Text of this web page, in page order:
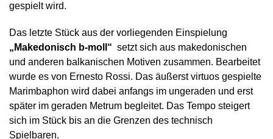
gespielt wird.
Das letzte Stück aus der vorliegenden Einspielung
„Makedonisch b-moll“ setzt sich aus makedonischen
und anderen balkanischen Motiven zusammen. Bearbeitet
wurde es von Ernesto Rossi. Das äußerst virtuos gespielte
Marimbaphon wird dabei anfangs im ungeraden und erst
später im geraden Metrum begleitet. Das Tempo steigert
sich im Stück bis an die Grenzen des technisch
Spielbaren.